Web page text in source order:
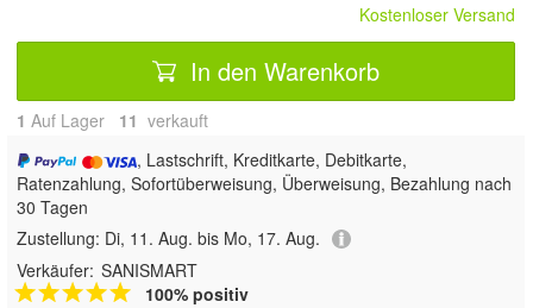
Kostenloser Versand
In den Warenkorb
1 Auf Lager 11 verkauft
, Lastschrift, Kreditkarte, Debitkarte,
Ratenzahlung, Sofortüberweisung, Überweisung, Bezahlung nach
30 Tagen
Zustellung: Di, 11. Aug. bis Mo, 17. Aug.
Verkäufer: SANISMART
100% positiv